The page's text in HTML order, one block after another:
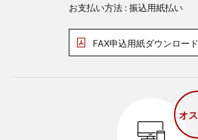
お支払い方法 : 振込用紙払い
FAX申込用紙ダウンロード
オ